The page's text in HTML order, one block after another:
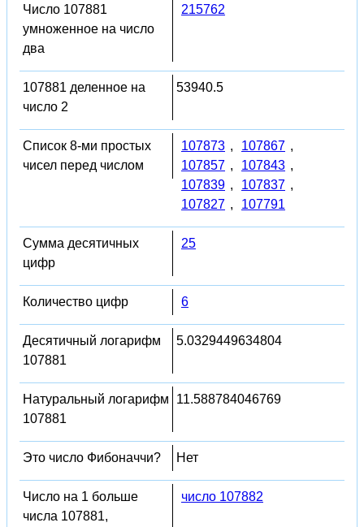
Число 107881
умноженное на число
два
215762
107881 деленное на
число 2
53940.5
Список 8-ми простых
чисел перед числом
107873 , 107867 ,
107857 , 107843 ,
107839 , 107837 ,
107827 , 107791
Сумма десятичных
цифр
25
Количество цифр 6
Десятичный логарифм
107881
5.0329449634804
Натуральный логарифм
107881
11.588784046769
Это число Фибоначчи? Нет
Число на 1 больше
числа 107881,
число 107882